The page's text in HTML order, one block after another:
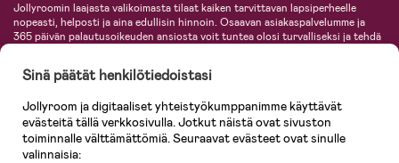
Jollyroomin laajasta valikoimasta tilaat kaiken tarvittavan lapsiperheelle
nopeasti, helposti ja aina edullisin hinnoin. Osaavan asiakaspalvelumme ja
365 päivän palautusoikeuden ansiosta voit tuntea olosi turvalliseksi ja tehdä
lastentarvikkeita sekä paljon muuta. Meiltä löydät lukuisia tunnettuja
KidKraft, Ergobaby, Philips Avent, Neonate, Cybex, LEGO ja monia muita!
Tervetuloa shoppailemaan Pohjoismaiden suurimpaan lastentarvikkeiden
verkkokauppaan!
Sinä päätät henkilötiedoistasi
Jollyroom ja digitaaliset yhteistyökumppanimme käyttävät
evästeitä tällä verkkosivulla. Jotkut näistä ovat sivuston
toiminnalle välttämättömiä. Seuraavat evästeet ovat sinulle
valinnaisia: